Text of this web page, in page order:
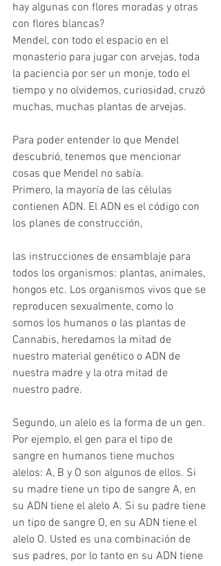
hay algunas con flores moradas y otras
con flores blancas?
Mendel, con todo el espacio en el
monasterio para jugar con arvejas, toda
la paciencia por ser un monje, todo el
tiempo y no olvidemos, curiosidad, cruzó
muchas, muchas plantas de arvejas.
Para poder entender lo que Mendel
descubrió, tenemos que mencionar
cosas que Mendel no sabía.
Primero, la mayoría de las células
contienen ADN. El ADN es el código con
los planes de construcción,
las instrucciones de ensamblaje para
todos los organismos: plantas, animales,
hongos etc. Los organismos vivos que se
reproducen sexualmente, como lo
somos los humanos o las plantas de
Cannabis, heredamos la mitad de
nuestro material genético o ADN de
nuestra madre y la otra mitad de
nuestro padre.
Segundo, un alelo es la forma de un gen.
Por ejemplo, el gen para el tipo de
sangre en humanos tiene muchos
alelos: A, B y O son algunos de ellos. Si
su madre tiene un tipo de sangre A, en
su ADN tiene el alelo A. Si su padre tiene
un tipo de sangre O, en su ADN tiene el
alelo O. Usted es una combinación de
sus padres, por lo tanto en su ADN tiene